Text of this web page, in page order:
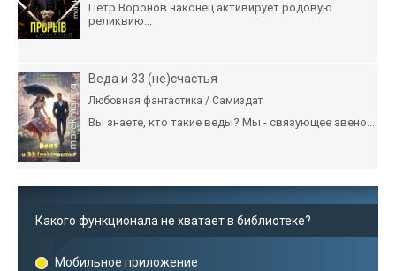
Пётр Воронов наконец активирует родовую
реликвию...
Веда и 33 (не)счастья
Любовная фантастика / Самиздат
Вы знаете, кто такие веды? Мы - связующее звено...
Какого функционала не хватает в библиотеке?
Мобильное приложение